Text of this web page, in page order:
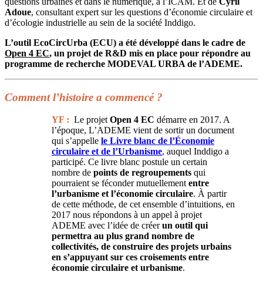
Adoue, consultant expert sur les questions d’économie circulaire et
d’écologie industrielle au sein de la société Inddigo.
L’outil EcoCircUrba (ECU) a été développé dans le cadre de
Open 4 EC, un projet de R&D mis en place pour répondre au
programme de recherche MODEVAL URBA de l’ADEME.
Comment l’histoire a commencé ?
YF : Le projetOpen 4 EC démarre en 2017. A
l’époque, L’ADEME vient de sortir un document
qui s’appelle le Livre blanc de l’Économie
circulaire et de l’Urbanisme, auquel Inddigo a
participé. Ce livre blanc postule un certain
nombre de points de regroupements qui
pourraient se féconder mutuellemententre
l’urbanisme et l’économie circulaire. À partir
de cette méthode, de cet ensemble d’intuitions, en
2017 nous répondons à un appel à projet
ADEME avec l’idée de créerun outil qui
permettra au plus grand nombre de
collectivités, de construire des projets urbains
en s’appuyant sur ces croisements entre
économie circulaire et urbanisme.